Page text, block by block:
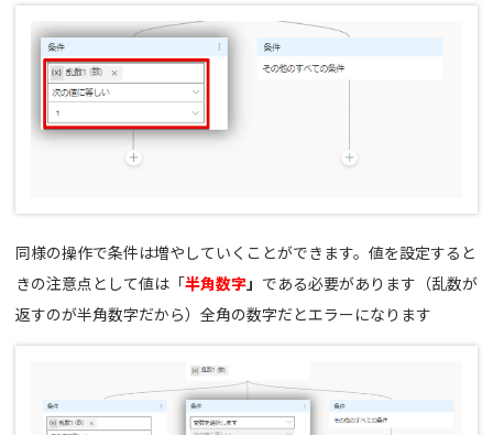
同様の操作で条件は増やしていくことができます。値を設定すると
きの注意点として値は「 半角数字」 である必要があります（乱数が
返すのが半角数字だから）全角の数字だとエラーになります